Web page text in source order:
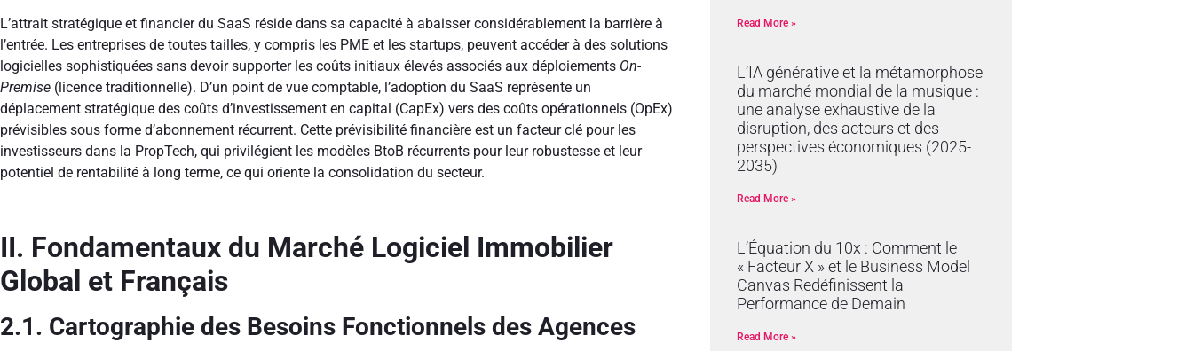
L’attrait stratégique et financier du SaaS réside dans sa capacité à abaisser considérablement la barrière à
l’entrée. Les entreprises de toutes tailles, y compris les PME et les startups, peuvent accéder à des solutions
logicielles sophistiquées sans devoir supporter les coûts initiaux élevés associés aux déploiements On-
Premise (licence traditionnelle). D’un point de vue comptable, l’adoption du SaaS représente un
déplacement stratégique des coûts d’investissement en capital (CapEx) vers des coûts opérationnels (OpEx)
prévisibles sous forme d’abonnement récurrent. Cette prévisibilité financière est un facteur clé pour les
investisseurs dans la PropTech, qui privilégient les modèles BtoB récurrents pour leur robustesse et leur
potentiel de rentabilité à long terme, ce qui oriente la consolidation du secteur.
II. Fondamentaux du Marché Logiciel Immobilier
Global et Français
2.1. Cartographie des Besoins Fonctionnels des Agences
Read More »
L’IA générative et la métamorphose
du marché mondial de la musique :
une analyse exhaustive de la
disruption, des acteurs et des
perspectives économiques (2025-
2035)
Read More »
L’Équation du 10x : Comment le
« Facteur X » et le Business Model
Canvas Redéfinissent la
Performance de Demain
Read More »